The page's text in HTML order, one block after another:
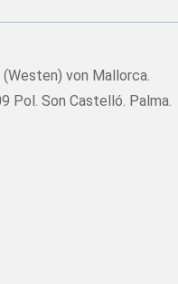
von Mallorca.
Pol. Son Castelló. Palma.